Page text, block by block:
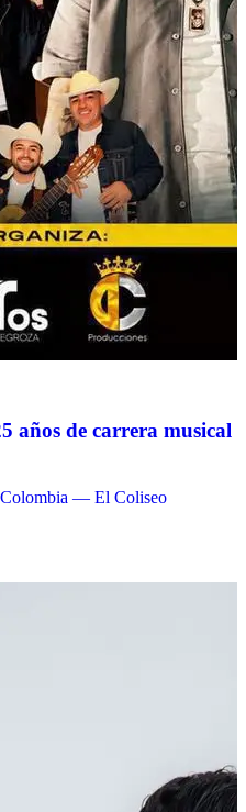
años de carrera musical
— El Coliseo